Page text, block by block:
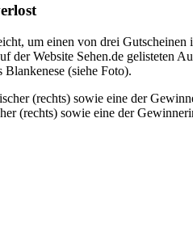
um einen von drei
der Website Sehen.de
(siehe Foto).
(rechts) sowie eine der